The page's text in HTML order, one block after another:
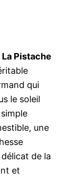
Pistache
qui
le soleil
une
de la
et